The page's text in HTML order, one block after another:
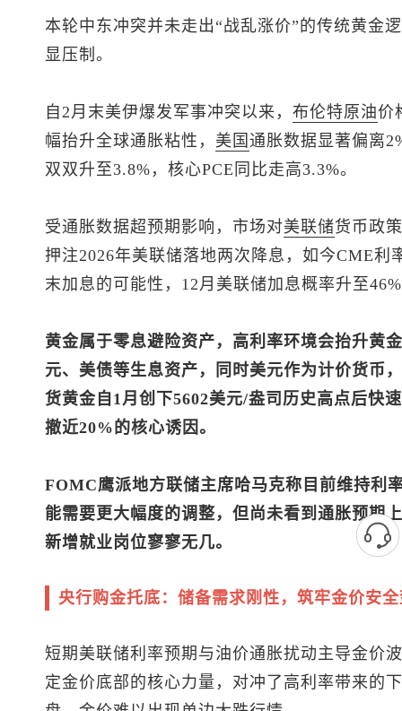
本轮中东冲突并未走出“战乱涨价”的传统黄金
显压制。
自2月末美伊爆发军事冲突以来， 布伦特原油价
幅抬升全球通胀粘性， 美国 通胀数据显著偏离
双双升至3.8%，核心PCE同比走高3.3%。
受通胀数据超预期影响，市场对美联储货币政
押注2026年美联储落地两次降息，如今CME利
末加息的可能性，12月美联储加息概率升至
黄金属于零息避险资产，高利率环境会抬升黄
元、美债等生息资产，同时美元作为计价货币，
货黄金 自1月创下5602美元/盎司历史高点后快
撤近20%的核心诱因。
FOMC鹰派地方联储主席哈马克称目前维持利
能需要更大幅度的调整，但尚未看到通胀预期
新增就业岗位寥寥无几。
央行购金托底：储备需求刚性，筑牢金价安
短期美联储利率预期与油价通胀扰动主导金价
定金价底部的核心力量，对冲了高利率带来的